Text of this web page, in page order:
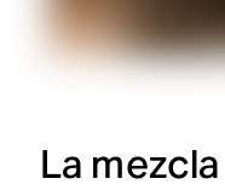
La mezcla